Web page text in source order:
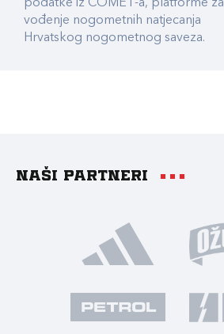
podatke iz COMET-a, platforme za
vođenje nogometnih natjecanja
Hrvatskog nogometnog saveza.
Naši partneri